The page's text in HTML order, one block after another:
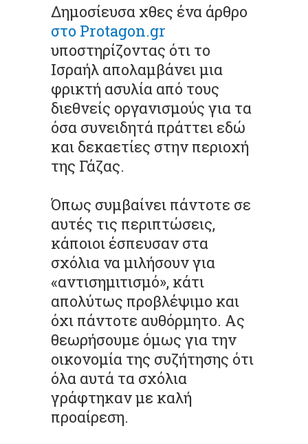
Δημοσίευσα χθες ένα άρθρο
στο Protagon.gr
υποστηρίζοντας ότι το
Ισραήλ απολαμβάνει μια
φρικτή ασυλία από τους
διεθνείς οργανισμούς για τα
όσα συνειδητά πράττει εδώ
και δεκαετίες στην περιοχή
της Γάζας.
Όπως συμβαίνει πάντοτε σε
αυτές τις περιπτώσεις,
κάποιοι έσπευσαν στα
σχόλια να μιλήσουν για
«αντισημιτισμό», κάτι
απολύτως προβλέψιμο και
όχι πάντοτε αυθόρμητο. Ας
θεωρήσουμε όμως για την
οικονομία της συζήτησης ότι
όλα αυτά τα σχόλια
γράφτηκαν με καλή
προαίρεση.